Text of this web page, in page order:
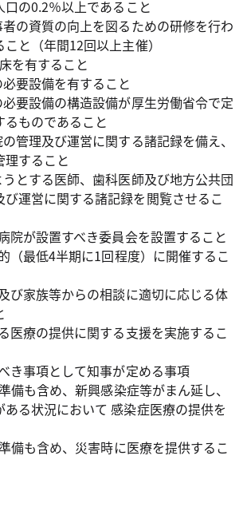
口の0.2％以上であること
の資質の向上を図るための研修を行わ
と（年間12回以上主催）
を有すること
要設備を有すること
要設備の構造設備が厚生労働省令で定
ものであること
管理及び運営に関する諸記録を備え、
すること
とする医師、歯科医師及び地方公共団
運営に関する諸記録を閲覧させるこ
院が設置すべき委員会を設置すること
（最低4半期に1回程度）に開催するこ
び家族等からの相談に適切に応じる体
医療の提供に関する支援を実施するこ
き事項として知事が定める事項
備も含め、新興感染症等がまん延し、
る状況において 感染症医療の提供を
備も含め、災害時に医療を提供するこ